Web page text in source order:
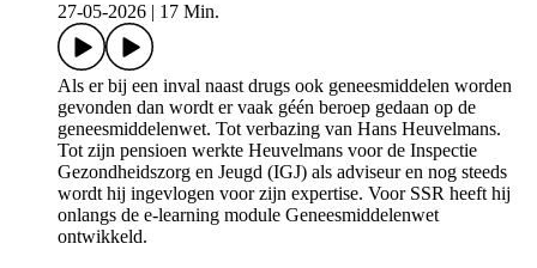
27-05-2026
17 Min.
Als er bij een inval naast drugs ook geneesmiddelen worden
gevonden dan wordt er vaak géén beroep gedaan op de
geneesmiddelenwet. Tot verbazing van Hans Heuvelmans.
Tot zijn pensioen werkte Heuvelmans voor de Inspectie
Gezondheidszorg en Jeugd (IGJ) als adviseur en nog steeds
wordt hij ingevlogen voor zijn expertise. Voor SSR heeft hij
onlangs de e-learning module Geneesmiddelenwet
ontwikkeld.